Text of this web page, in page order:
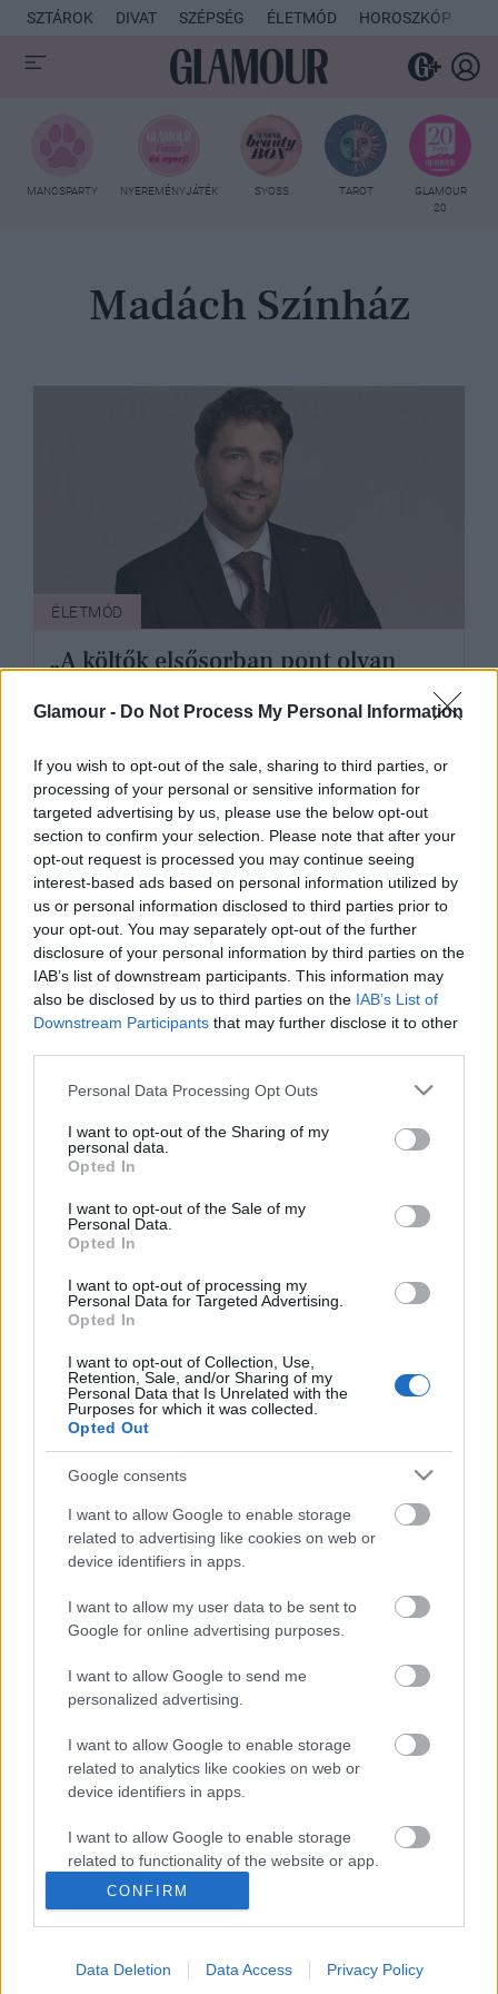
Glamour - Do Not Process My Personal Information
If you wish to opt-out of the sale, sharing to third parties, or
processing of your personal or sensitive information for
targeted advertising by us, please use the below opt-out
section to confirm your selection. Please note that after your
opt-out request is processed you may continue seeing
interest-based ads based on personal information utilized by
us or personal information disclosed to third parties prior to
your opt-out. You may separately opt-out of the further
disclosure of your personal information by third parties on the
IAB’s list of downstream participants. This information may
also be disclosed by us to third parties on the IAB’s List of
Downstream Participants that may further disclose it to other
Please note that this website/app uses one or more Google
not limited to your visit or usage behaviour. You may click to
grant or deny consent to Google and its third-party tags to
use your data for below specified purposes in below Google
consent section.
Personal Data Processing Opt Outs
I want to opt-out of the Sharing of my
personal data.
Opted In
I want to opt-out of the Sale of my
Personal Data.
Opted In
I want to opt-out of processing my
Personal Data for Targeted Advertising.
Opted In
I want to opt-out of Collection, Use,
Retention, Sale, and/or Sharing of my
Personal Data that Is Unrelated with the
Purposes for which it was collected.
Opted Out
Google consents
I want to allow Google to enable storage
related to advertising like cookies on web or
device identifiers in apps.
I want to allow my user data to be sent to
Google for online advertising purposes.
I want to allow Google to send me
personalized advertising.
I want to allow Google to enable storage
related to analytics like cookies on web or
device identifiers in apps.
I want to allow Google to enable storage
related to functionality of the website or app.
I want to allow Google to enable storage
related to personalization.
I want to allow Google to enable storage
CONFIRM
Data Deletion Data Access Privacy Policy
SZTÁROK DIVAT SZÉPSÉG ÉLETMÓD HOROSZKÓP
MANCSPARTY NYEREMÉNYJÁTÉK SYOSS TAROT
GLAMOUR
20
Madách Színház
ÉLETMÓD
„A költők elsősorban pont olyan
emberek voltak mint te vagy én, csak
versbe szedték a gondolataikat” -
Sövegjártó Áron színésszel
beszélgettünk
KULTÚRA
Szaszák Zsolt: „A Jégvarázs az elmúlt
15 év leggrandiózusabb produkciója
lesz”
KULTÚRA
Jégvarázs a színfalak mögött – így
Színház színésznői
Címke Madách Színház
Archívum Impresszum
Rólunk
Szerkesztőségi küldetés
Médiaajánlat